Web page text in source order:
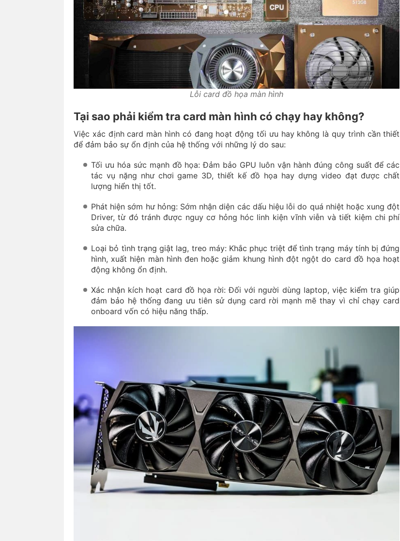
Lỗi card đồ họa màn hình
Tại sao phải kiểm tra card màn hình có chạy hay không?
Việc xác định card màn hình có đang hoạt động tối ưu hay không là quy trình cần thiết
để đảm bảo sự ổn định của hệ thống với những lý do sau:
Tối ưu hóa sức mạnh đồ họa: Đảm bảo GPU luôn vận hành đúng công suất để các
tác vụ nặng như chơi game 3D, thiết kế đồ họa hay dựng video đạt được chất
lượng hiển thị tốt.
Phát hiện sớm hư hỏng: Sớm nhận diện các dấu hiệu lỗi do quá nhiệt hoặc xung đột
Driver, từ đó tránh được nguy cơ hỏng hóc linh kiện vĩnh viễn và tiết kiệm chi phí
sửa chữa.
Loại bỏ tình trạng giật lag, treo máy: Khắc phục triệt để tình trạng máy tính bị đứng
hình, xuất hiện màn hình đen hoặc giảm khung hình đột ngột do card đồ họa hoạt
động không ổn định.
Xác nhận kích hoạt card đồ họa rời: Đối với người dùng laptop, việc kiểm tra giúp
đảm bảo hệ thống đang ưu tiên sử dụng card rời mạnh mẽ thay vì chỉ chạy card
onboard vốn có hiệu năng thấp.